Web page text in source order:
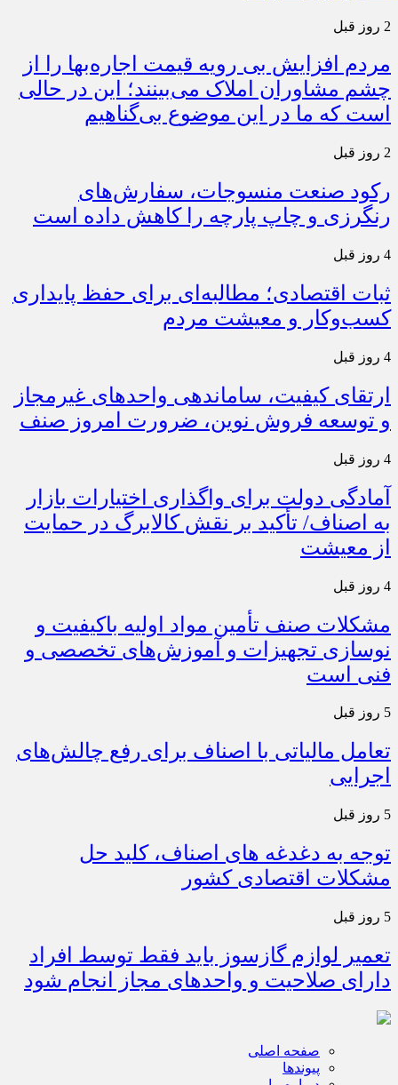
2 روز قبل
مردم افزایش بی رویه قیمت اجاره‌بها را از
چشم مشاوران املاک می‌بینند؛ این در حالی
است که ما در این موضوع بی‌گناهیم
2 روز قبل
رکود صنعت منسوجات، سفارش‌های
رنگرزی و چاپ پارچه را کاهش داده است
4 روز قبل
ثبات اقتصادی؛ مطالبه‌ای برای حفظ پایداری
کسب‌وکار و معیشت مردم
4 روز قبل
ارتقای کیفیت، ساماندهی واحدهای غیرمجاز
و توسعه فروش نوین، ضرورت امروز صنف
4 روز قبل
آمادگی دولت برای واگذاری اختیارات بازار
به اصناف/ تأکید بر نقش کالابرگ در حمایت
از معیشت
4 روز قبل
مشکلات صنف تأمین مواد اولیه باکیفیت و
نوسازی تجهیزات و آموزش‌های تخصصی و
فنی است
5 روز قبل
تعامل مالیاتی با اصناف برای رفع چالش‌های
اجرایی
5 روز قبل
توجه به دغدغه های اصناف، کلید حل
مشکلات اقتصادی کشور
5 روز قبل
تعمیر لوازم گازسوز باید فقط توسط افراد
دارای صلاحیت و واحدهای مجاز انجام شود
صفحه اصلی
پیوندها